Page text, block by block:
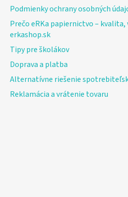
Podmienky ochrany osobných
Prečo eRKa papiernictvo –
erkashop.sk
Tipy pre školákov
Doprava a platba
Alternatívne riešenie
Reklamácia a vrátenie tovaru